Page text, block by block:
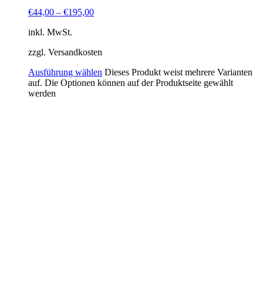
€44,00 – €195,00
inkl. MwSt.
zzgl. Versandkosten
Ausführung wählen Dieses Produkt weist mehrere Varianten
auf. Die Optionen können auf der Produktseite gewählt
werden